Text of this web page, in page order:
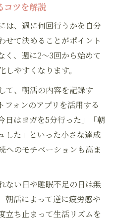
コツを解説
は、週に何回行うかを自分
せて決めることがポイント
く、週に2～3回から始めて
やすくなります。
て、朝活の内容を記録す
フォンのアプリを活用する
日はヨガを5分行った」「朝
した」といった小さな達成
へのモチベーションも高ま
ない日や睡眠不足の日は無
朝活によって逆に疲労感や
立ち止まって生活リズムを